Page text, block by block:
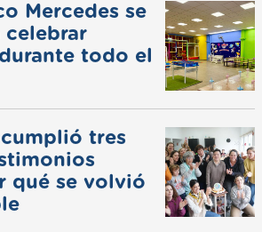
Mercedes se
celebrar
todo el
tres
qué se volvió